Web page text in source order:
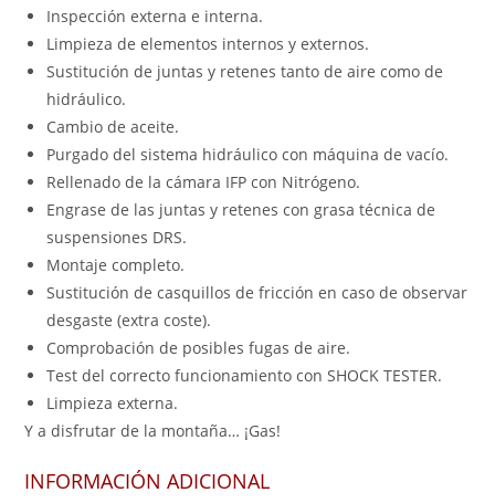
Inspección externa e interna.
Limpieza de elementos internos y externos.
Sustitución de juntas y retenes tanto de aire como de
hidráulico.
Cambio de aceite.
Purgado del sistema hidráulico con máquina de vacío.
Rellenado de la cámara IFP con Nitrógeno.
Engrase de las juntas y retenes con grasa técnica de
suspensiones DRS.
Montaje completo.
Sustitución de casquillos de fricción en caso de observar
desgaste (extra coste).
Comprobación de posibles fugas de aire.
Test del correcto funcionamiento con SHOCK TESTER.
Limpieza externa.
Y a disfrutar de la montaña… ¡Gas!
INFORMACIÓN ADICIONAL